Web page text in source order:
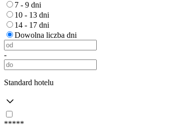
7 - 9 dni
10 - 13 dni
14 - 17 dni
Dowolna liczba dni
-
Standard hotelu
*****